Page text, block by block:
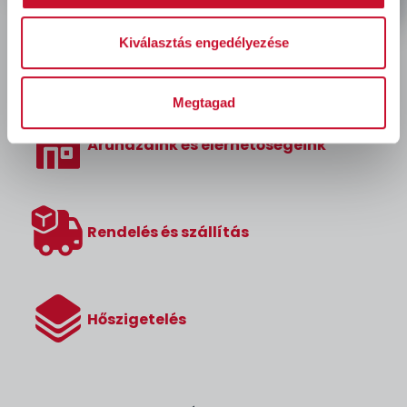
Kiválasztás engedélyezése
Megtagad
Áruházaink és elérhetőségeink
Rendelés és szállítás
Hőszigetelés